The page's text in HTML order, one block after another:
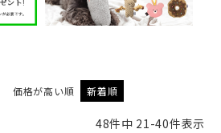
価格が高い順 新着順
48件中 21-40件表示